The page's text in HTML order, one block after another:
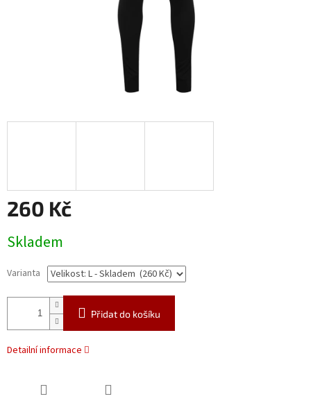
260 Kč
cena:
Skladem
Varianta
Přidat do košíku
Detailní informace